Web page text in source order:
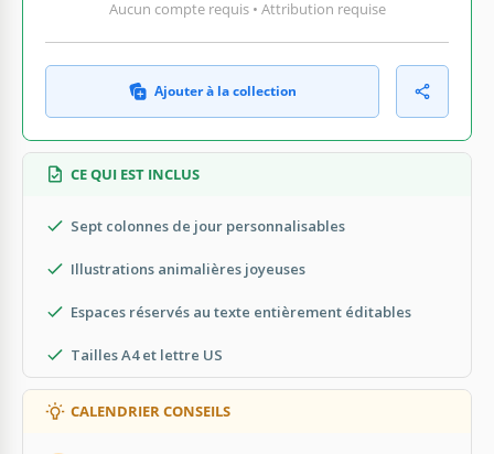
Aucun compte requis • Attribution requise
Ajouter à la collection
CE QUI EST INCLUS
Sept colonnes de jour personnalisables
Illustrations animalières joyeuses
Espaces réservés au texte entièrement éditables
Tailles A4 et lettre US
CALENDRIER CONSEILS